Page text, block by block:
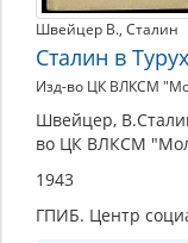
Швейцер В., Сталин
Сталин в
Изд-во ЦК ВЛКСМ
Швейцер,
во ЦК ВЛКСМ
1943
ГПИБ. Центр